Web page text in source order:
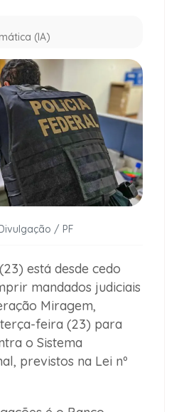
(IA)
/ PF
(23) está desde cedo
mandados judiciais
Miragem,
feira (23) para
o Sistema
previstos na Lei nº